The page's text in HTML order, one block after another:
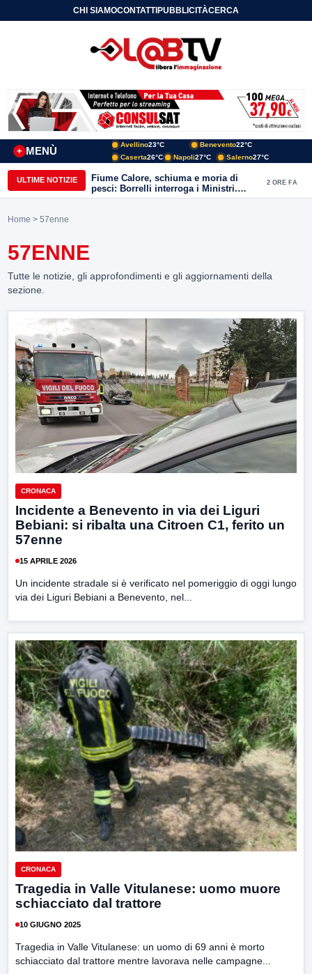
CHI SIAMOCONTATTIPUBBLICITÀCERCA
MENÙ
+
Avellino23°C Benevento22°C
Caserta26°C Napoli27°C Salerno27°C
ULTIME NOTIZIE
Fiume Calore, schiuma e moria di
pesci: Borrelli interroga i Ministri.
“Benevento paga l’assenza del
2 ORE FA
Home > 57enne
57ENNE
Tutte le notizie, gli approfondimenti e gli aggiornamenti della
sezione.
CRONACA
Incidente a Benevento in via dei Liguri
Bebiani: si ribalta una Citroen C1, ferito un
57enne
15 APRILE 2026
Un incidente stradale si è verificato nel pomeriggio di oggi lungo
via dei Liguri Bebiani a Benevento, nel...
CRONACA
Tragedia in Valle Vitulanese: uomo muore
schiacciato dal trattore
10 GIUGNO 2025
Tragedia in Valle Vitulanese: un uomo di 69 anni è morto
schiacciato dal trattore mentre lavorava nelle campagne...